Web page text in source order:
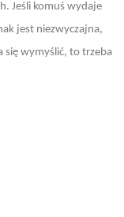
Jeśli komuś wydaje
jest niezwyczajna,
się wymyślić, to trzeba